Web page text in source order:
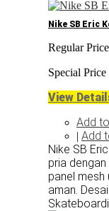
Nike SB Eric
Regular
Special Price
View
Add
| Add
Nike SB
pria
panel mesh
aman.